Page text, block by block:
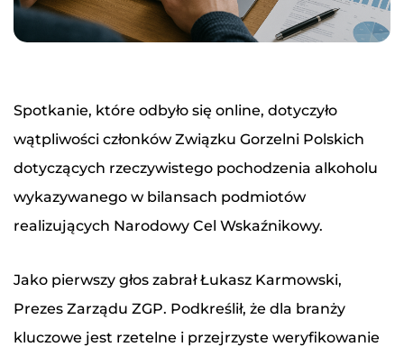
Spotkanie, które odbyło się online, dotyczyło
wątpliwości członków Związku Gorzelni Polskich
dotyczących rzeczywistego pochodzenia alkoholu
wykazywanego w bilansach podmiotów
realizujących Narodowy Cel Wskaźnikowy.
Jako pierwszy głos zabrał Łukasz Karmowski,
Prezes Zarządu ZGP. Podkreślił, że dla branży
kluczowe jest rzetelne i przejrzyste weryfikowanie